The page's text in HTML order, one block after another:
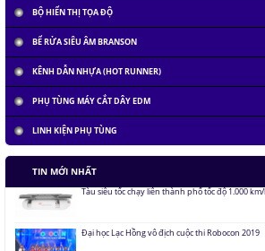
BỘ HIỂN THỊ TỌA ĐỘ
BỂ RỬA SIÊU ÂM BRANSON
KÊNH DẪN NHỰA (HOT RUNNER)
PHỤ TÙNG MÁY CẮT DÂY EDM
LINH KIỆN PHỤ TÙNG
TIN MỚI NHẤTTàu siêu tốc chạy liên thành phố tốc độ 1.000 km/h